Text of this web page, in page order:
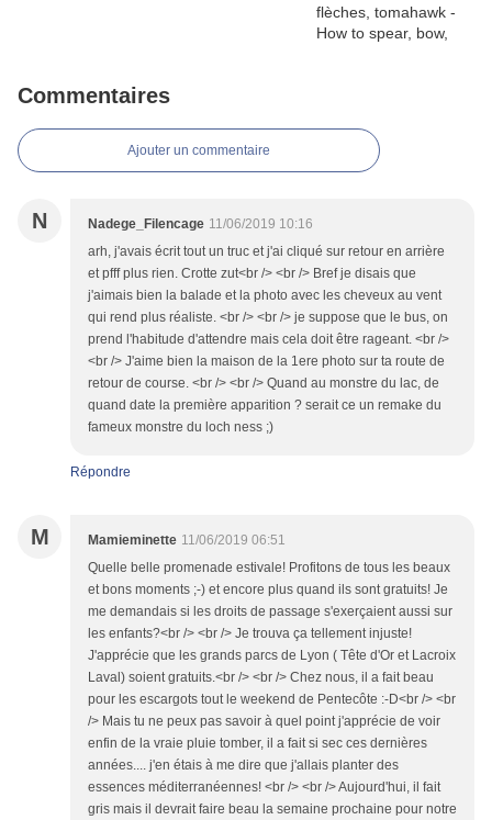
Commentaires
Ajouter un commentaire
N Nadege_Filencage 11/06/2019 10:16
arh, j'avais écrit tout un truc et j'ai cliqué sur retour en arrière
et pfff plus rien. Crotte zut<br /> <br /> Bref je disais que
j'aimais bien la balade et la photo avec les cheveux au vent
qui rend plus réaliste. <br /> <br /> je suppose que le bus, on
prend l'habitude d'attendre mais cela doit être rageant. <br />
<br /> J'aime bien la maison de la 1ere photo sur ta route de
retour de course. <br /> <br /> Quand au monstre du lac, de
quand date la première apparition ? serait ce un remake du
fameux monstre du loch ness ;)
Répondre
M Mamieminette 11/06/2019 06:51
Quelle belle promenade estivale! Profitons de tous les beaux
et bons moments ;-) et encore plus quand ils sont gratuits! Je
me demandais si les droits de passage s'exerçaient aussi sur
les enfants?<br /> <br /> Je trouva ça tellement injuste!
J'apprécie que les grands parcs de Lyon ( Tête d'Or et Lacroix
Laval) soient gratuits.<br /> <br /> Chez nous, il a fait beau
pour les escargots tout le weekend de Pentecôte :-D<br /> <br
/> Mais tu ne peux pas savoir à quel point j'apprécie de voir
enfin de la vraie pluie tomber, il a fait si sec ces dernières
années.... j'en étais à me dire que j'allais planter des
essences méditerranéennes! <br /> <br /> Aujourd'hui, il fait
gris mais il devrait faire beau la semaine prochaine pour notre